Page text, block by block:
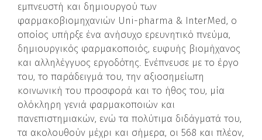
εμπνευστή και δημιουργού των
φαρμακοβιομηχανιών Uni-pharma & InterMed, ο
οποίος υπήρξε ένα ανήσυχο ερευνητικό πνεύμα,
δημιουργικός φαρμακοποιός, ευφυής βιομήχανος
και αλληλέγγυος εργοδότης. Ενέπνευσε με το έργο
του, το παράδειγμά του, την αξιοσημείωτη
κοινωνική του προσφορά και το ήθος του, μία
ολόκληρη γενιά φαρμακοποιών και
πανεπιστημιακών, ενώ τα πολύτιμα διδάγματά του,
τα ακολουθούν μέχρι και σήμερα, οι 568 και πλέον,